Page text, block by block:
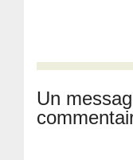
Un